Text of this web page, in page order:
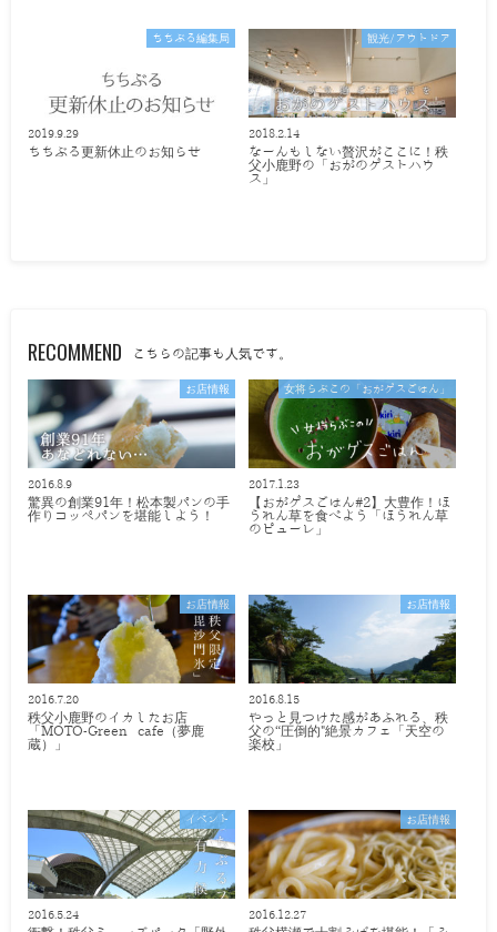
ちちぶる編集局
2019.9.29
ちちぶる更新休止のお知らせ
観光/アウトドア
2018.2.14
なーんもしない贅沢がここに！秩
父小鹿野の「おがのゲストハウ
ス」
RECOMMEND こちらの記事も人気です。
お店情報
2016.8.9
驚異の創業91年！松本製パンの手
作りコッペパンを堪能しよう！
女将らぶこの「おがゲスごはん」
2017.1.23
【おがゲスごはん#2】大豊作！ほ
うれん草を食べよう「ほうれん草
のピューレ」
お店情報
2016.7.20
秩父小鹿野のイカしたお店
「MOTO-Green cafe（夢鹿
蔵）」
お店情報
2016.8.15
やっと見つけた感があふれる、秩
父の“圧倒的"絶景カフェ「天空の
楽校」
イベント
2016.5.24
お店情報
2016.12.27